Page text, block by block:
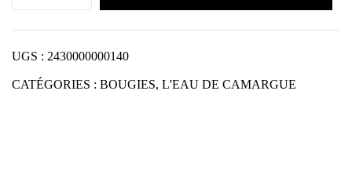
UGS : 2430000000140
CATÉGORIES : BOUGIES, L'EAU DE CAMARGUE